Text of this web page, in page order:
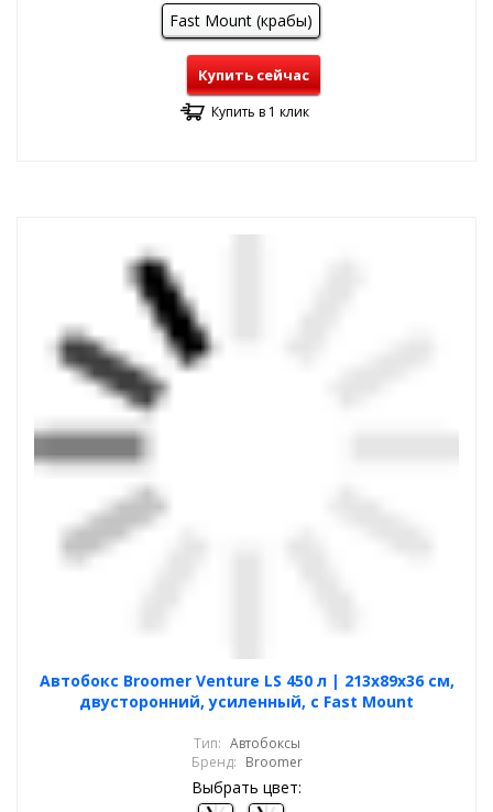
Fast Mount (крабы)
Купить сейчас
Купить в 1 клик
Автобокс Broomer Venture LS 450 л | 213х89х36 см,
двусторонний, усиленный, с Fast Mount
Тип: Автобоксы
Бренд: Broomer
Выбрать цвет: